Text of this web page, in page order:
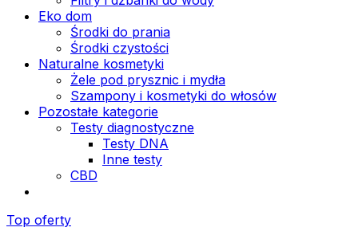
Eko dom
Środki do prania
Środki czystości
Naturalne kosmetyki
Żele pod prysznic i mydła
Szampony i kosmetyki do włosów
Pozostałe kategorie
Testy diagnostyczne
Testy DNA
Inne testy
CBD
Top oferty